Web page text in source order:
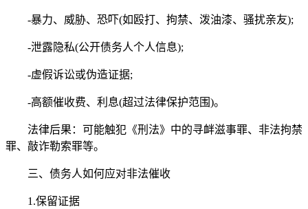
-暴力、威胁、恐吓(如殴打、拘禁、泼油漆、骚扰亲友);
-泄露隐私(公开债务人个人信息);
-虚假诉讼或伪造证据;
-高额催收费、利息(超过法律保护范围)。
法律后果：可能触犯《刑法》中的寻衅滋事罪、非法拘禁
罪、敲诈勒索罪等。
三、债务人如何应对非法催收
1.保留证据